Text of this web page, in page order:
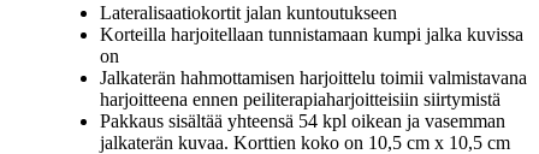
Lateralisaatiokortit jalan kuntoutukseen
Korteilla harjoitellaan tunnistamaan kumpi jalka kuvissa
on
Jalkaterän hahmottamisen harjoittelu toimii valmistavana
harjoitteena ennen peiliterapiaharjoitteisiin siirtymistä
Pakkaus sisältää yhteensä 54 kpl oikean ja vasemman
jalkaterän kuvaa. Korttien koko on 10,5 cm x 10,5 cm